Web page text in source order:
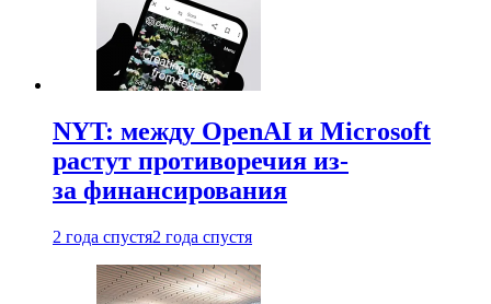
NYT: между OpenAI и Microsoft
растут противоречия из-
за финансирования
2 года спустя2 года спустя